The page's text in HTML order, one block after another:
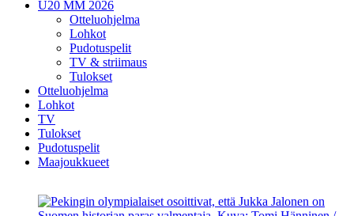
U20 MM 2026
Otteluohjelma
Lohkot
Pudotuspelit
TV & striimaus
Tulokset
Otteluohjelma
Lohkot
TV
Tulokset
Pudotuspelit
Maajoukkueet